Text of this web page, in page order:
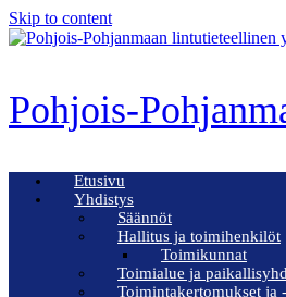
Skip to content
Pohjois-
Etusivu
Yhdistys
Säännöt
Hallitus ja toimihenkilöt
Toimikunnat
Toimialue ja
Toimintakertomukset ja